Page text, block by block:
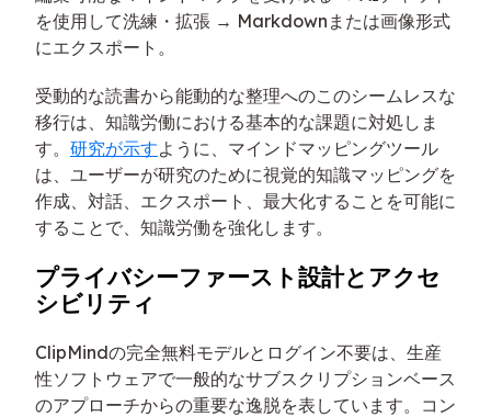
を使用して洗練・拡張 → Markdownまたは画像形式
にエクスポート。
受動的な読書から能動的な整理へのこのシームレスな
移行は、知識労働における基本的な課題に対処しま
す。 研究が示すように、マインドマッピングツール
は、ユーザーが研究のために視覚的知識マッピングを
作成、対話、エクスポート、最大化することを可能に
することで、知識労働を強化します。
プライバシーファースト設計とアクセ
シビリティ
ClipMindの完全無料モデルとログイン不要は、生産
性ソフトウェアで一般的なサブスクリプションベース
のアプローチからの重要な逸脱を表しています。コン